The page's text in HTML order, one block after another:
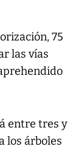
75
las vías
entre tres y
los árboles